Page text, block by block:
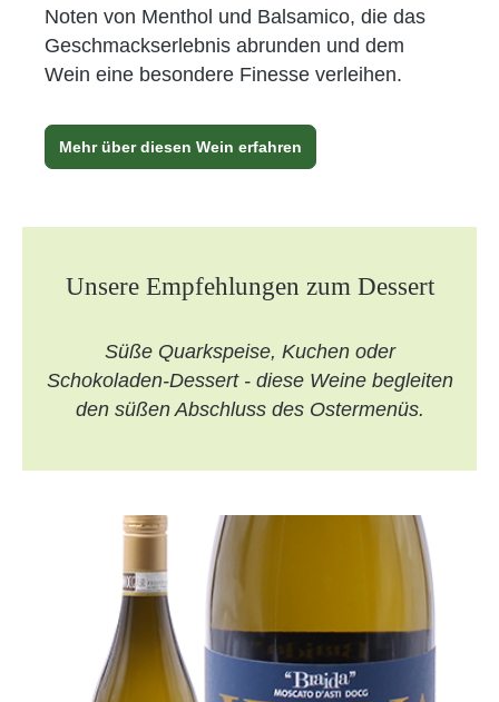
Noten von Menthol und Balsamico, die das
Geschmackserlebnis abrunden und dem
Wein eine besondere Finesse verleihen.
Mehr über diesen Wein erfahren
Unsere Empfehlungen zum Dessert
Süße Quarkspeise, Kuchen oder
Schokoladen-Dessert - diese Weine begleiten
den süßen Abschluss des Ostermenüs.